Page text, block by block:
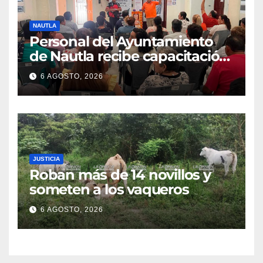
NAUTLA
Personal del Ayuntamiento
de Nautla recibe capacitación
en atención a emergencias
6 AGOSTO, 2026
JUSTICIA
Roban más de 14 novillos y
someten a los vaqueros
6 AGOSTO, 2026